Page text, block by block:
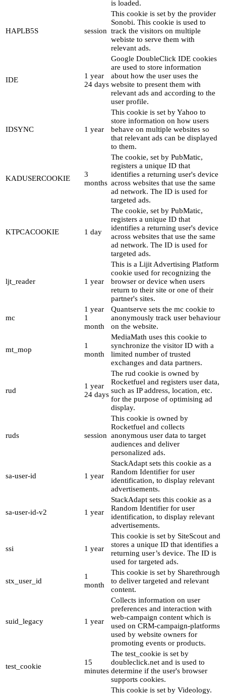
is loaded.
HAPLB5S session
This cookie is set by the provider
Sonobi. This cookie is used to
track the visitors on multiple
webiste to serve them with
relevant ads.
IDE
1 year
24 days
Google DoubleClick IDE cookies
are used to store information
about how the user uses the
website to present them with
relevant ads and according to the
user profile.
IDSYNC 1 year
This cookie is set by Yahoo to
store information on how users
behave on multiple websites so
that relevant ads can be displayed
to them.
KADUSERCOOKIE
3
months
The cookie, set by PubMatic,
registers a unique ID that
identifies a returning user's device
across websites that use the same
ad network. The ID is used for
targeted ads.
KTPCACOOKIE 1 day
The cookie, set by PubMatic,
registers a unique ID that
identifies a returning user's device
across websites that use the same
ad network. The ID is used for
targeted ads.
ljt_reader 1 year
This is a Lijit Advertising Platform
cookie used for recognizing the
browser or device when users
return to their site or one of their
partner's sites.
mc
1 year
1
month
Quantserve sets the mc cookie to
anonymously track user behaviour
on the website.
mt_mop
1
month
MediaMath uses this cookie to
synchronize the visitor ID with a
limited number of trusted
exchanges and data partners.
rud
1 year
24 days
The rud cookie is owned by
Rocketfuel and registers user data,
such as IP address, location, etc.
for the purpose of optimising ad
display.
ruds session
This cookie is owned by
Rocketfuel and collects
anonymous user data to target
audiences and deliver
personalized ads.
sa-user-id 1 year
StackAdapt sets this cookie as a
Random Identifier for user
identification, to display relevant
advertisements.
sa-user-id-v2 1 year
StackAdapt sets this cookie as a
Random Identifier for user
identification, to display relevant
advertisements.
ssi 1 year
This cookie is set by SiteScout and
stores a unique ID that identifies a
returning user’s device. The ID is
used for targeted ads.
stx_user_id
1
month
This cookie is set by Sharethrough
to deliver targeted and relevant
content.
suid_legacy 1 year
Collects information on user
preferences and interaction with
web-campaign content which is
used on CRM-campaign-platforms
used by website owners for
promoting events or products.
test_cookie
15
minutes
The test_cookie is set by
doubleclick.net and is used to
determine if the user's browser
supports cookies.
This cookie is set by Videology.